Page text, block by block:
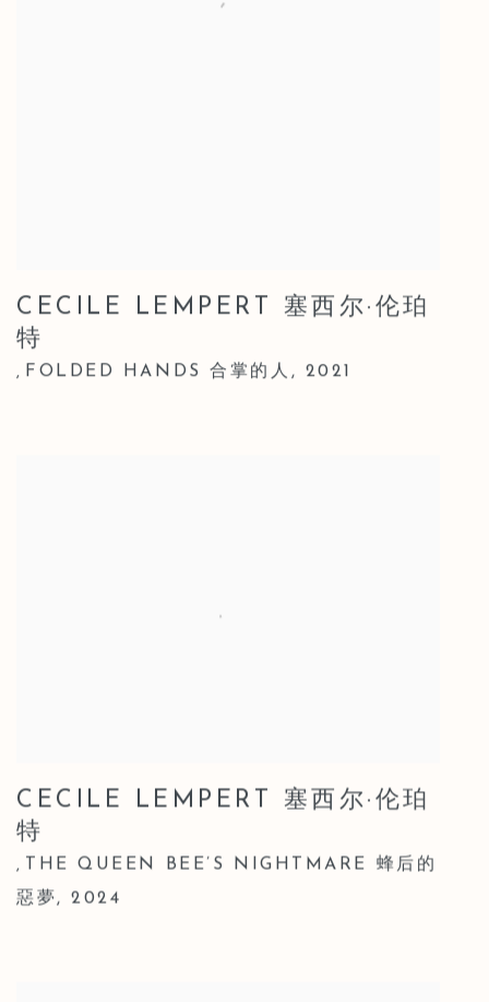
CECILE LEMPERT 塞西尔·伦珀
特
, FOLDED HANDS 合掌的人 , 2021
CECILE LEMPERT 塞西尔·伦珀
特
, THE QUEEN BEE’S NIGHTMARE 蜂后的
惡夢,2024